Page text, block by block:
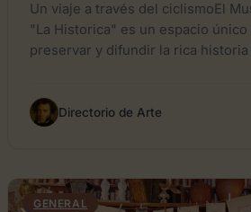
Un viaje a través del ciclismoEl
"La Historica" es un espacio único
preservar y difundir la rica
Directorio de Arte
GENERAL